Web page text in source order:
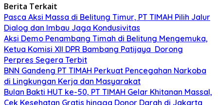
Berita Terkait
Pasca Aksi Massa di Belitung Timur, PT TIMAH Pilih Jalur
Dialog dan Imbau Jaga Kondusivitas
Aksi Demo Penambang Timah di Belitung Mengemuka,
Ketua Komisi XII DPR Bambang Patijaya Dorong
Perpres Segera Terbit
BNN Gandeng PT TIMAH Perkuat Pencegahan Narkoba
di Lingkungan Kerja dan Masyarakat
Bulan Bakti HUT ke-50, PT TIMAH Gelar Khitanan Massal,
Cek Kesehatan Gratis hingga Donor Darah di Jakarta